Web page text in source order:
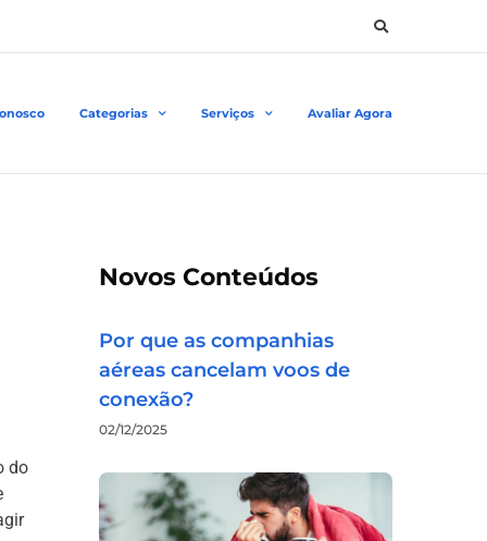
Categorias Serviços Avaliar Agora
do
Novos Conteúdos
Por que as companhias
aéreas cancelam voos de
conexão?
02/12/2025